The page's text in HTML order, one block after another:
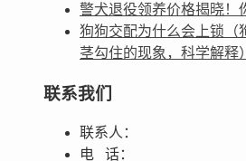
警犬退役领养价格揭晓！
狗狗交配为什么会上锁（
茎勾住的现象，科学解释）
联系我们
联系人：
电 话：